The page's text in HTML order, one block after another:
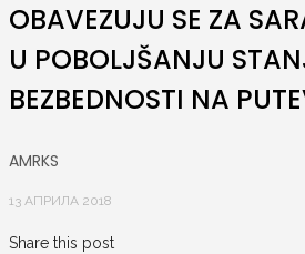
OBAVEZUJU SE ZA
U POBOLJŠANJU
BEZBEDNOSTI NA
AMRKS
13 АПРИЛА 2018
Share this post